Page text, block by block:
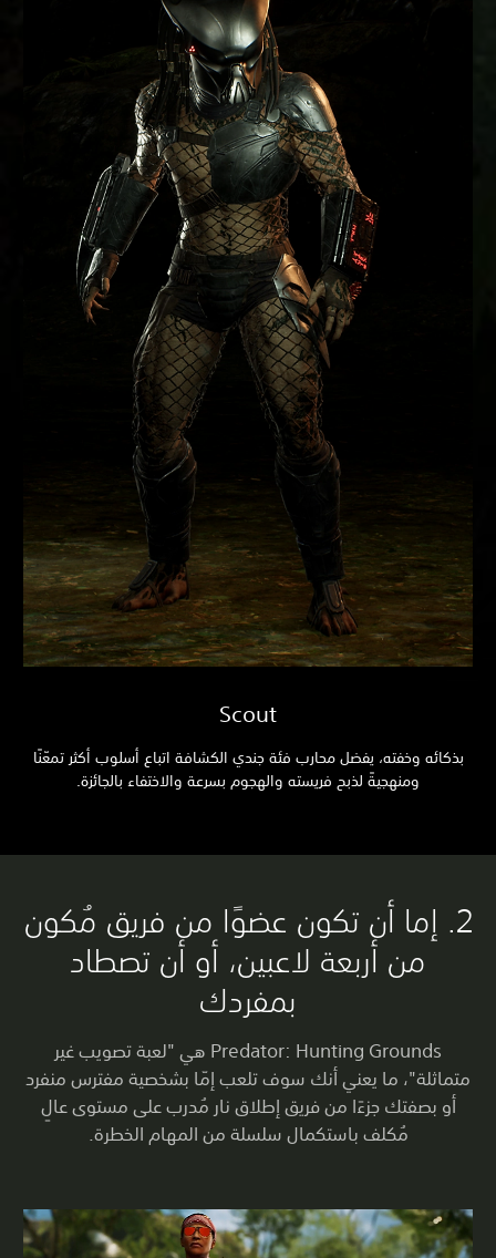
Scout
بذكائه وخفته، يفضل محارب فئة جندي الكشافة اتباع أسلوب أكثر تمعّنًا
ومنهجيةً لذبح فريسته والهجوم بسرعة والاختفاء بالجائزة.
2. إما أن تكون عضوًا من فريق مُكون
من أربعة لاعبين، أو أن تصطاد
بمفردك
Predator: Hunting Grounds هي "لعبة تصويب غير
متماثلة"، ما يعني أنك سوف تلعب إمّا بشخصية مفترس منفرد
أو بصفتك جزءًا من فريق إطلاق نار مُدرب على مستوى عالٍ
مُكلف باستكمال سلسلة من المهام الخطرة.